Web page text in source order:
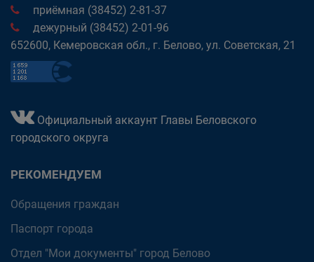
приёмная (38452) 2-81-37
дежурный (38452) 2-01-96
652600, Кемеровская обл., г. Белово, ул. Советская, 21
Официальный аккаунт Главы Беловского
городского округа
РЕКОМЕНДУЕМ
Обращения граждан
Паспорт города
Отдел "Мои документы" город Белово